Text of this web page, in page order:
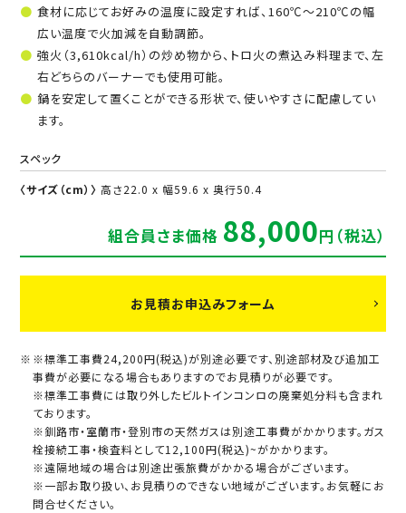
食材に応じてお好みの温度に設定すれば、160℃～210℃の幅
広い温度で火加減を自動調節。
強火（3,610kcal/h）の炒め物から、トロ火の煮込み料理まで、左
右どちらのバーナーでも使用可能。
鍋を安定して置くことができる形状で、使いやすさに配慮してい
ます。
スペック
〈サイズ（cm）〉 高さ22.0 x 幅59.6 x 奥行50.4
組合員さま価格 88,000円（税込）
お見積お申込みフォーム
※標準工事費24,200円(税込)が別途必要です、別途部材及び追加工
事費が必要になる場合もありますのでお見積りが必要です。
※標準工事費には取り外したビルトインコンロの廃棄処分料も含まれ
ております。
※釧路市・室蘭市・登別市の天然ガスは別途工事費がかかります。ガス
栓接続工事・検査料として12,100円(税込)~がかかります。
※遠隔地域の場合は別途出張旅費がかかる場合がございます。
※一部お取り扱い、お見積りのできない地域がございます。お気軽にお
問合せください。